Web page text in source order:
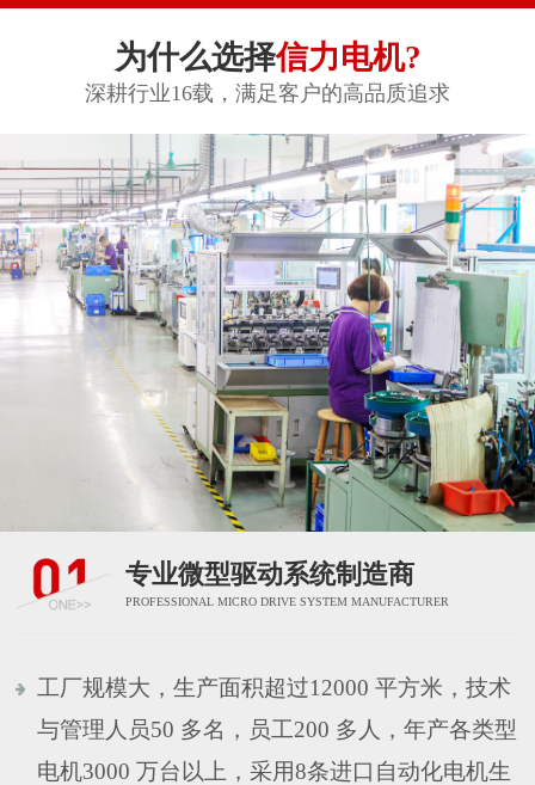
为什么选择信力电机?
深耕行业16载，满足客户的高品质追求
专业微型驱动系统制造商
PROFESSIONAL MICRO DRIVE SYSTEM MANUFACTURER
工厂规模大，生产面积超过12000 平方米，技术
与管理人员50 多名，员工200 多人，年产各类型
电机3000 万台以上，采用8条进口自动化电机生